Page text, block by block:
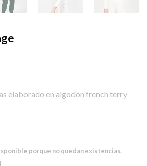
elaborado en algodón french terry
porque no quedan existencias.